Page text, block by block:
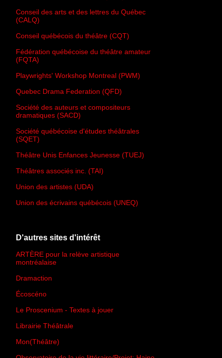
Conseil des arts et des lettres du Québec
(CALQ)
Conseil québécois du théâtre (CQT)
Fédération québécoise du théâtre amateur
(FQTA)
Playwrights' Workshop Montreal (PWM)
Quebec Drama Federation (QFD)
Société des auteurs et compositeurs
dramatiques (SACD)
Société québécoise d'études théâtrales
(SQET)
Théâtre Unis Enfances Jeunesse (TUEJ)
Théâtres associés inc. (TAI)
Union des artistes (UDA)
Union des écrivains québécois (UNEQ)
D'autres sites d'intérêt
ARTÈRE pour la relève artistique
montréalaise
Dramaction
Écoscéno
Le Proscenium - Textes à jouer
Librairie Théâtrale
Mon(Théâtre)